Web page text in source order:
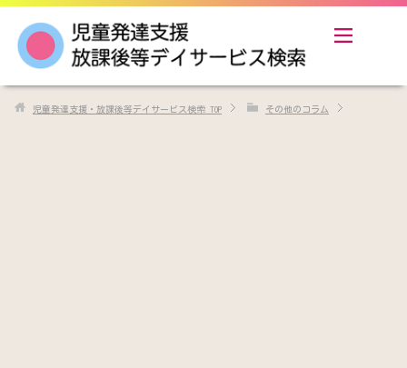
児童発達支援・放課後等デイサービス検索 TOP その他のコラム